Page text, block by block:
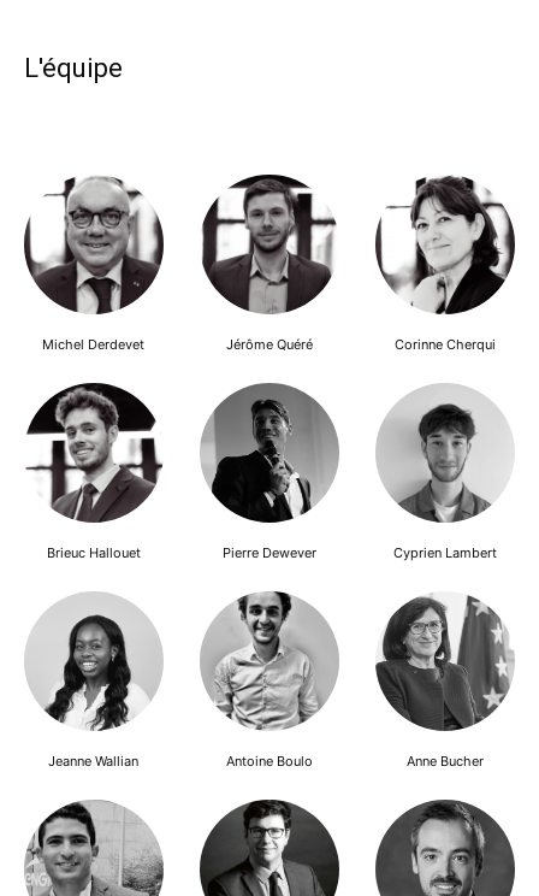
L'équipe
Michel Derdevet Jérôme Quéré Corinne Cherqui
Brieuc Hallouet Pierre Dewever Cyprien Lambert
Jeanne Wallian Antoine Boulo Anne Bucher